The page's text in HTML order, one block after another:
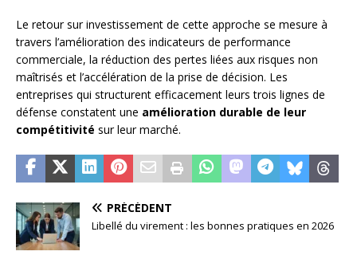
Le retour sur investissement de cette approche se mesure à
travers l’amélioration des indicateurs de performance
commerciale, la réduction des pertes liées aux risques non
maîtrisés et l’accélération de la prise de décision. Les
entreprises qui structurent efficacement leurs trois lignes de
défense constatent une amélioration durable de leur
compétitivité sur leur marché.
PRÉCÉDENT
Libellé du virement : les bonnes pratiques en 2026